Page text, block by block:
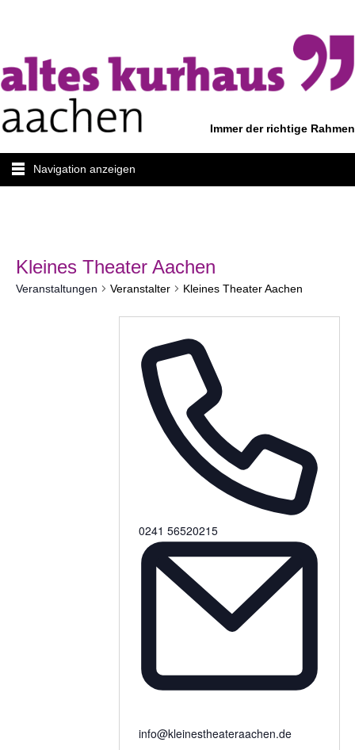
Immer der richtige Rahmen
Navigation anzeigen
Kleines Theater Aachen
Veranstaltungen Veranstalter Kleines Theater Aachen
0241 56520215
info@kleinestheateraachen.de